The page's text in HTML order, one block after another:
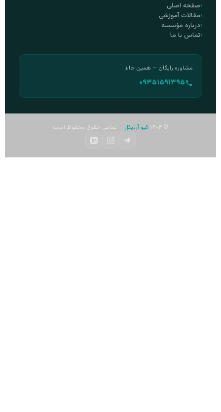
صفحه اصلی
مقالات آموزشی
درباره مؤسسه
تماس با ما
مشاوره رایگان — همین حالا
۰۹۳۵۱۵۹۱۳۹۵
© ۱۴۰۴ کیو آرتیکل — تمامی حقوق محفوظ است